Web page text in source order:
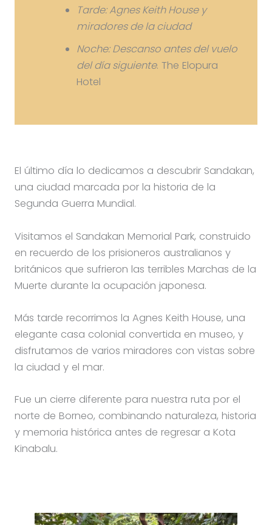
Tarde: Agnes Keith House y
miradores de la ciudad
Noche: Descanso antes del vuelo
del día siguiente. The Elopura
Hotel
El último día lo dedicamos a descubrir Sandakan,
una ciudad marcada por la historia de la
Segunda Guerra Mundial.
Visitamos el Sandakan Memorial Park, construido
en recuerdo de los prisioneros australianos y
británicos que sufrieron las terribles Marchas de la
Muerte durante la ocupación japonesa.
Más tarde recorrimos la Agnes Keith House, una
elegante casa colonial convertida en museo, y
disfrutamos de varios miradores con vistas sobre
la ciudad y el mar.
Fue un cierre diferente para nuestra ruta por el
norte de Borneo, combinando naturaleza, historia
y memoria histórica antes de regresar a Kota
Kinabalu.